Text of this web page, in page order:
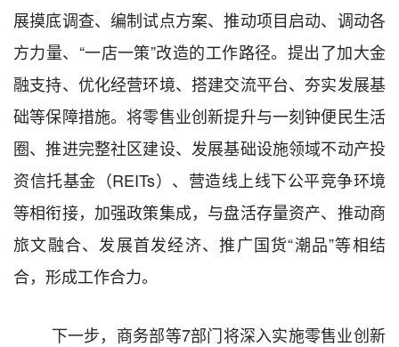
展摸底调查、编制试点方案、推动项目启动、调动各
方力量、“一店一策”改造的工作路径。 提出了加大金
融支持、优化经营环境、搭建交流平台、夯实发展基
础等保障措施。将零售业创新提升与一刻钟便民生活
圈、推进完整社区建设、发展基础设施领域不动产投
资信托基金（REITs）、营造线上线下公平竞争环境
等相衔接， 加强政策集成，与盘活存量资产、推动商
旅文融合、发展首发经济、推广国货“潮品”等相结
合，形成工作合力。
下一步，商务部等7部门将深入实施零售业创新